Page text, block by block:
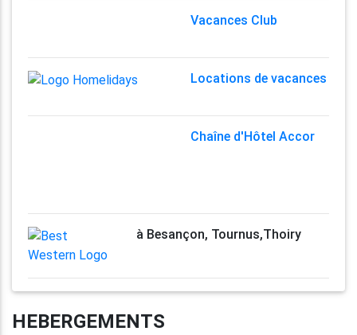
Vacances Club
Locations de vacances
Chaîne d'Hôtel Accor
à Besançon, Tournus,Thoiry
HEBERGEMENTS